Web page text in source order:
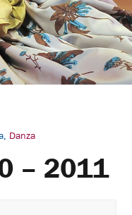
Danza
– 2011